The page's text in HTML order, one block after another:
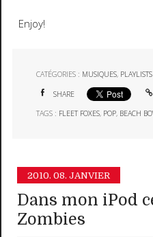
Enjoy!
CATÉGORIES : MUSIQUES, PLAYLISTS
SHARE
TAGS : FLEET FOXES, POP, BEACH
2010. 08. JANVIER
Dans mon iPod
Zombies